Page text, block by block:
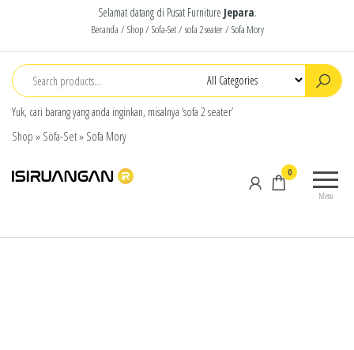
Selamat datang di Pusat Furniture Jepara.
Beranda / Shop/ Sofa-Set/ sofa 2 seater/ Sofa Mory
Yuk, cari barang yang anda inginkan, misalnya ‘sofa 2 seater’
Shop » Sofa-Set» Sofa Mory
products
Menu
0